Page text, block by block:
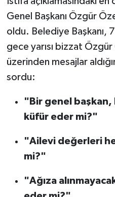
Genel Başkanı Özgür
oldu. Belediye Başkanı,
gece yarısı bizzat
üzerinden mesajlar
sordu:
"Bir genel başkan,
küfür eder mi?"
"Ailevi değerleri
mi?"
"Ağıza